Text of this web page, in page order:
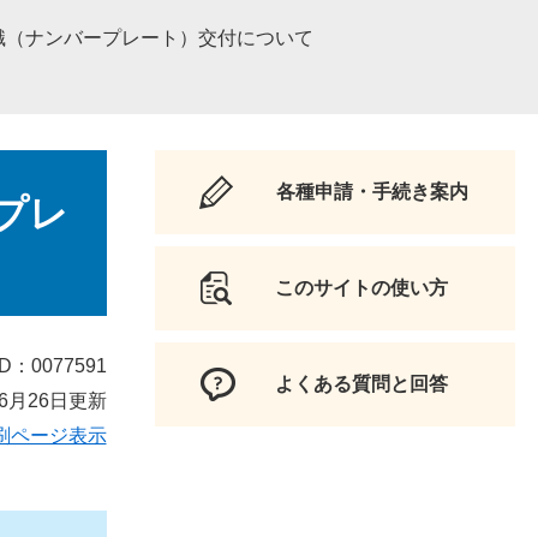
ナンバープレート）交付について
レ
：0077591
月26日更新
ページ表示
各種申請・手続き案内
このサイトの使い方
よくある質問と回答